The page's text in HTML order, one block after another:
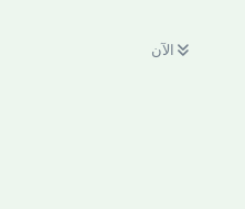
الآن